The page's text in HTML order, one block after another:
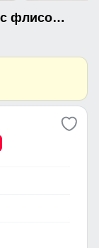
Женские брюки из софтшелла с флисом и регулировкой талии светло-коричневого цвета 9634_1SK